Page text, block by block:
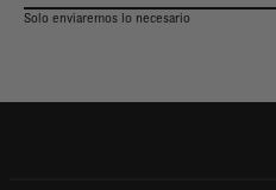
Solo enviaremos lo necesario